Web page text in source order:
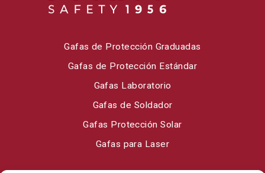
Gafas de Protección Graduadas
Gafas de Protección Estándar
Gafas Laboratorio
Gafas de Soldador
Gafas Protección Solar
Gafas para Laser